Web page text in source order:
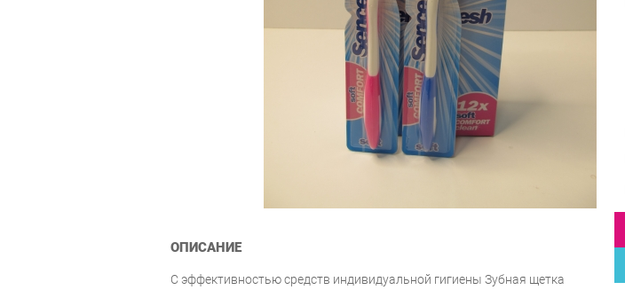
ОПИСАНИЕ
С эффективностью средств индивидуальной гигиены Зубная щетка